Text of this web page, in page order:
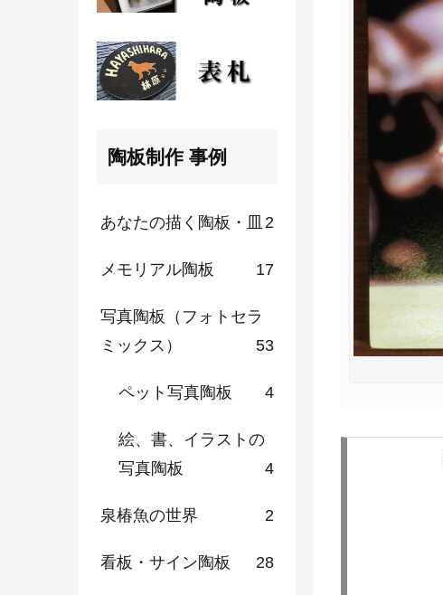
陶板制作 事例
あなたの描く陶板・皿 2
メモリアル陶板 17
写真陶板（フォトセラ
ミックス）
53
ペット写真陶板 4
絵、書、イラストの
写真陶板
4
泉椿魚の世界 2
看板・サイン陶板 28